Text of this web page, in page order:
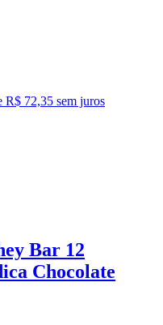
R$ 72,35 sem juros
Bar 12
Chocolate